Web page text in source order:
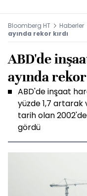
Bloomberg HT Haberler
ayında rekor kırdı
ABD'de
ayında
ABD'de inşaat
yüzde 1,7 artarak
tarih olan
gördü